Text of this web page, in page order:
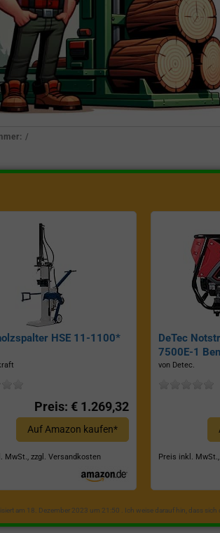
/
HSE 11-1100*
Preis: € 1.269,32
Auf Amazon kaufen*
MwSt., zzgl. Versandkosten
DeTec
7500E-1
von Detec.
Preis inkl.
am 18. Dezember 2023 um 21:50 . Ich weise darauf hin, dass